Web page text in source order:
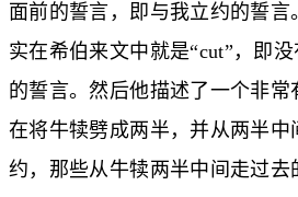
面前的誓言，即与我立约的誓言
实在希伯来文中就是“cut”，即
的誓言。然后他描述了一个非常
在将牛犊劈成两半，并从两半中
约，那些从牛犊两半中间走过去